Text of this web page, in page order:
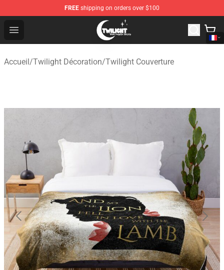
FREE shipping on orders over $100
Open menu
Twilight Store - Official Twilight Merchandise Shop
Accueil/Twilight Décoration/Twilight Couverture